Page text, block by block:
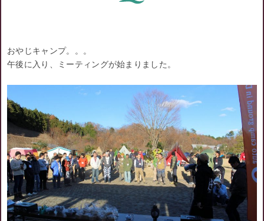
おやじキャンプ。。。
午後に入り、ミーティングが始まりました。